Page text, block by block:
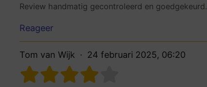
Review handmatig gecontroleerd en goedgekeurd.
Reageer
Tom van Wijk 24 februari 2025, 06:20